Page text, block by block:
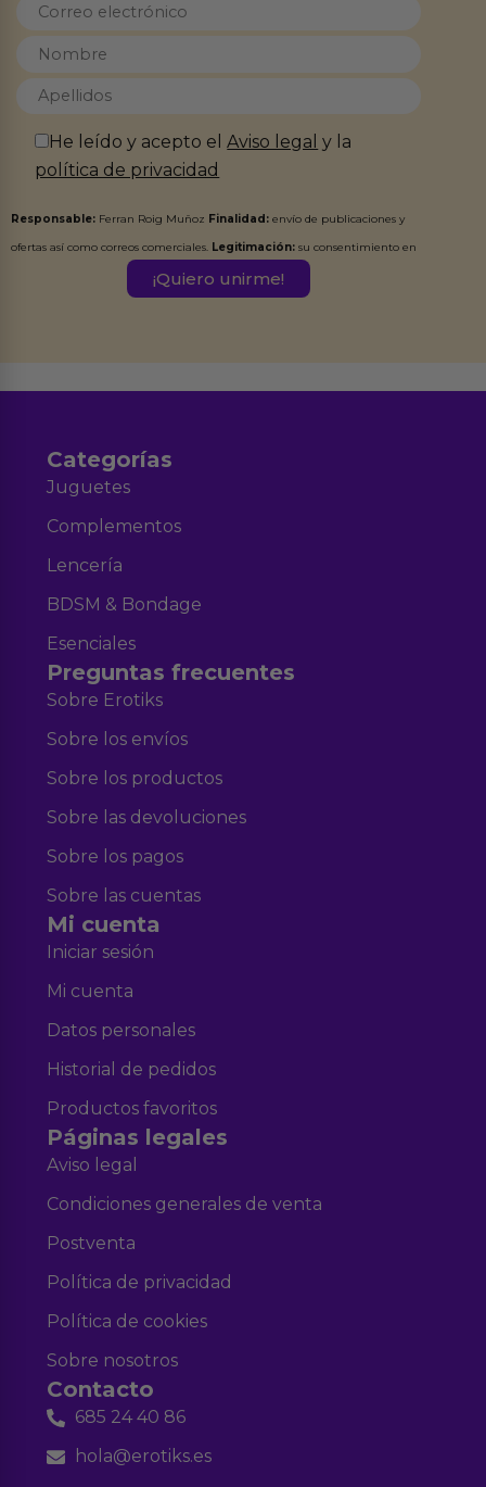
He leído y acepto elAviso legal y la
política de privacidad
Responsable: Ferran Roig Muñoz Finalidad: envío de publicaciones y
ofertas así como correos comerciales. Legitimación: su consentimiento en
Destinatarios:Ferran Roig Muñoz. Podrás ejercer tus
Categorías
Juguetes
Complementos
Lencería
BDSM & Bondage
Esenciales
Preguntas frecuentes
Sobre Erotiks
Sobre los envíos
Sobre los productos
Sobre las devoluciones
Sobre los pagos
Sobre las cuentas
Mi cuenta
Iniciar sesión
Mi cuenta
Datos personales
Historial de pedidos
Productos favoritos
Páginas legales
Aviso legal
Condiciones generales de venta
Postventa
Política de privacidad
Política de cookies
Sobre nosotros
Contacto
685 24 40 86
hola@erotiks.es